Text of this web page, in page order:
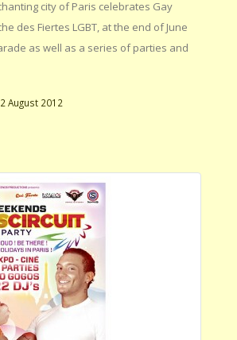
city of Paris celebrates Gay
des Fiertes LGBT, at the end of June
as well as a series of parties and
2 August 2012